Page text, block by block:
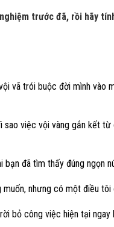
trước đã, rồi hãy
vã trói buộc đời mình
sao việc vội vàng gắn kết
đã tìm thấy đúng ngọn
nhưng có một điều
bỏ công việc hiện tại